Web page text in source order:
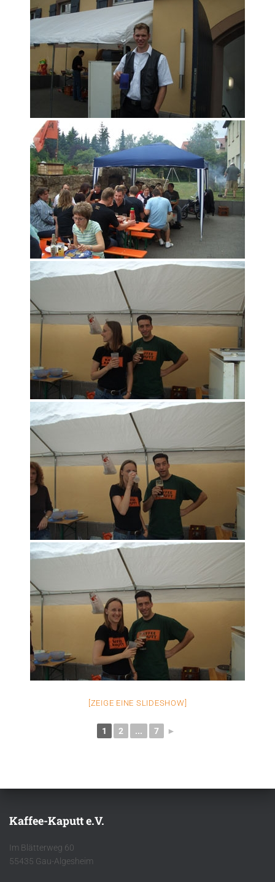
[ZEIGE EINE SLIDESHOW]
1 2 ... 7 ►
Kaffee-Kaputt e.V.
Im Blätterweg 60
55435 Gau-Algesheim